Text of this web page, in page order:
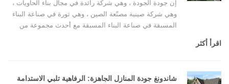
إن جودة الجودة ، وهي شركة رائدة في مجال بناء الحاويات ،
وهي شركة صينية مصنّعة الصين ، وهي ثورة في صناعة البناء
المسبقة في صناعة البناء المسبقة مع أحدث مجموعة من
اقرأ أكثر
شاندونغ جودة المنازل الجاهزة: الرفاهية تلبي الاستدامة